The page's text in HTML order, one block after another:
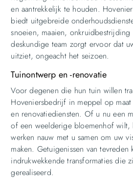
en aantrekkelijk te houden.
biedt uitgebreide
snoeien, maaien,
deskundige team zorgt ervoor dat
uitziet, ongeacht het seizoen.
Tuinontwerp en -renovatie
Voor degenen die hun tuin willen
Hoveniersbedrijf in meppel op
en renovatiediensten. Of u nu een
of een weelderige bloemenhof wilt,
werken nauw met u samen om uw
maken. Getuigenissen van tevreden
indrukwekkende transformaties die
gerealiseerd.